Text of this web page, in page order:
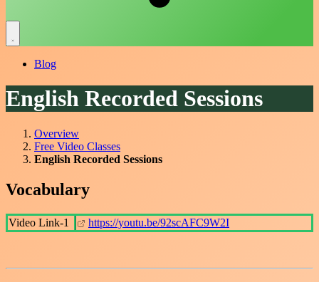
Blog
English Recorded Sessions
Overview
Free Video Classes
English Recorded Sessions
Vocabulary
Video Link-1 https://youtu.be/92scAFC9W2I